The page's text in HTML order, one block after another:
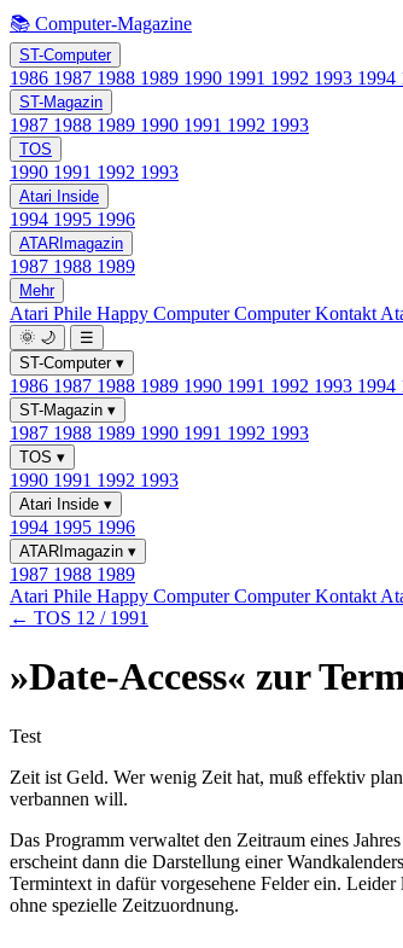
📚 Computer-Magazine
ST-Computer
1986 1987 1988 1989 1990 1991 1992 1993 1994
ST-Magazin
1987 1988 1989 1990 1991 1992 1993
TOS
1990 1991 1992 1993
Atari Inside
1994 1995 1996
ATARImagazin
1987 1988 1989
Mehr
Atari Phile Happy ComputerComputer Kontakt
🌞 🌙
☰
ST-Computer ▾
1986 1987 1988 1989 1990 1991 1992 1993 1994
ST-Magazin ▾
1987 1988 1989 1990 1991 1992 1993
TOS ▾
1990 1991 1992 1993
Atari Inside ▾
1994 1995 1996
ATARImagazin ▾
1987 1988 1989
Atari Phile Happy ComputerComputer Kontakt
← TOS 12 / 1991
»Date-Access« zur
Test
Zeit ist Geld. Wer wenig Zeit hat, muß effektiv
verbannen will.
Das Programm verwaltet den Zeitraum eines
erscheint dann die Darstellung einer
Termintext in dafür vorgesehene Felder ein.
ohne spezielle Zeitzuordnung.